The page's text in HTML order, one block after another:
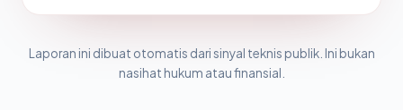
Laporan ini dibuat otomatis dari sinyal teknis publik. Ini bukan
nasihat hukum atau finansial.